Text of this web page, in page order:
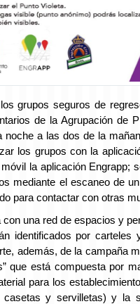
grupos seguros de
de la Agrupación de
noche a las dos de la
los grupos con la
la aplicación Engrapp;
mediante el escaneo de
para contactar con otras
con una red de espacios y
identificados por carteles
además, de la campaña
que está compuesta por
para los
y servilletas) y la